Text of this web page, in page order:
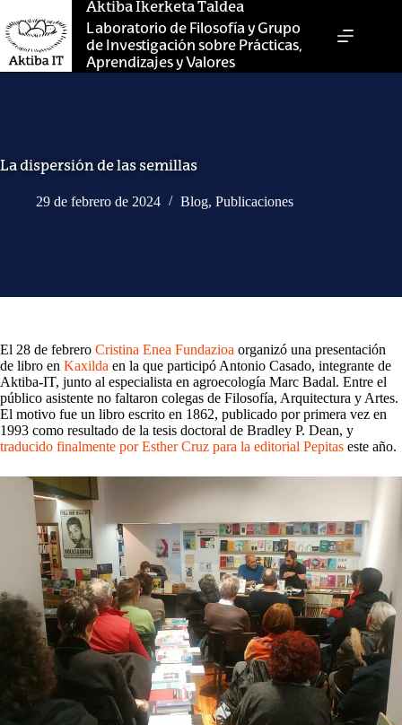
al
contenido
Aktiba Ikerketa Taldea
Laboratorio de Filosofía y Grupo
de Investigación sobre Prácticas,
Aprendizajes y Valores
La dispersión de las semillas
29 de febrero de 2024 Blog, Publicaciones
El 28 de febrero Cristina Enea Fundazioa organizó una presentación
de libro en Kaxilda en la que participó Antonio Casado, integrante de
Aktiba-IT, junto al especialista en agroecología Marc Badal. Entre el
público asistente no faltaron colegas de Filosofía, Arquitectura y Artes.
El motivo fue un libro escrito en 1862, publicado por primera vez en
1993 como resultado de la tesis doctoral de Bradley P. Dean, y
traducido finalmente por Esther Cruz para la editorial Pepitas este año.